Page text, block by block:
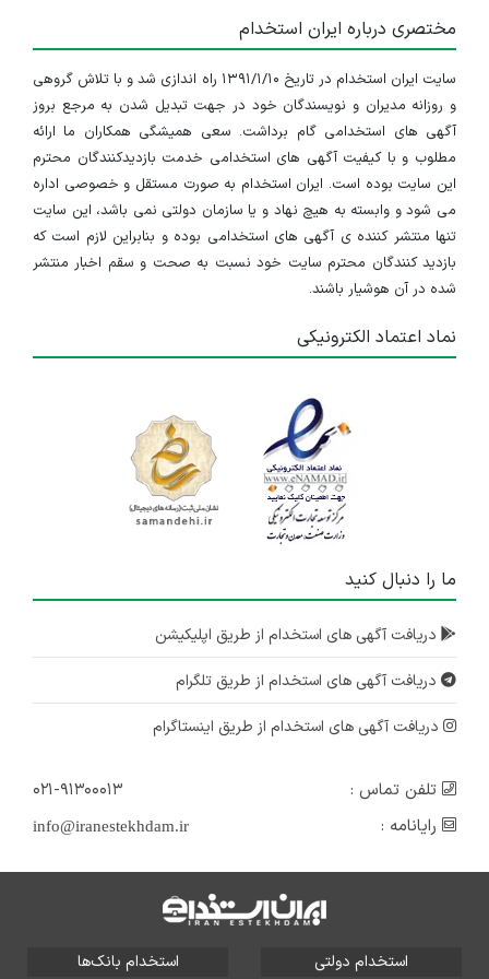
مختصری درباره ایران استخدام
سایت ایران استخدام در تاریخ ۱۳۹۱/۱/۱۰ راه اندازی شد و با تلاش گروهی
و روزانه مدیران و نویسندگان خود در جهت تبدیل شدن به مرجع بروز
آگهی های استخدامی گام برداشت. سعی همیشگی همکاران ما ارائه
مطلوب و با کیفیت آگهی های استخدامی خدمت بازدیدکنندگان محترم
این سایت بوده است. ایران استخدام به صورت مستقل و خصوصی اداره
می شود و وابسته به هیچ نهاد و یا سازمان دولتی نمی باشد، این سایت
تنها منتشر کننده ی آگهی های استخدامی بوده و بنابراین لازم است که
بازدید کنندگان محترم سایت خود نسبت به صحت و سقم اخبار منتشر
شده در آن هوشیار باشند.
نماد اعتماد الکترونیکی
ما را دنبال کنید
دریافت آگهی های استخدام از طریق اپلیکیشن
دریافت آگهی های استخدام از طریق تلگرام
دریافت آگهی های استخدام از طریق اینستاگرام
تلفن تماس :
۰۲۱-۹۱۳۰۰۰۱۳
رایانامه :
info@iranestekhdam.ir
استخدام دولتی استخدام بانک‌ها